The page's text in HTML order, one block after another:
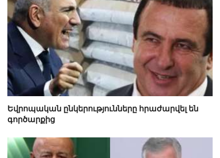
Եվրոպական ընկերությունները հրաժարվել են
գործարքից